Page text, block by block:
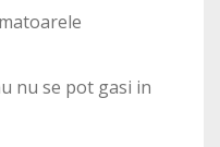
nu se pot gasi in